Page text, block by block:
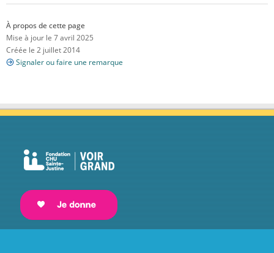
À propos de cette page
Mise à jour le 7 avril 2025
Créée le 2 juillet 2014
Signaler ou faire une remarque